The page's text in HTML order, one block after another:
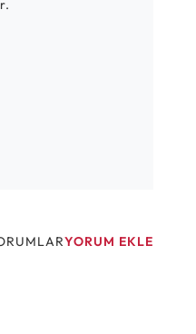
YORUM EKLE